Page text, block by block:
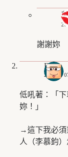
謝謝妳
Eddie
2018 年
低吼著：「
妳！」
→這下我必須
人（李慕鈞